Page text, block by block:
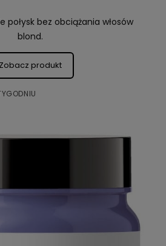
połysk bez obciążania włosów
blond.
Zobacz produkt